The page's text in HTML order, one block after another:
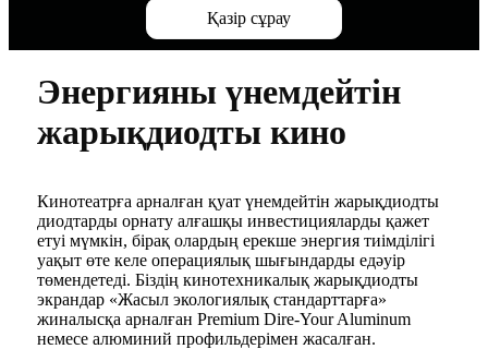
Қазір сұрау
Энергияны үнемдейтін
жарықдиодты кино
Кинотеатрға арналған қуат үнемдейтін жарықдиодты
диодтарды орнату алғашқы инвестицияларды қажет
етуі мүмкін, бірақ олардың ерекше энергия тиімділігі
уақыт өте келе операциялық шығындарды едәуір
төмендетеді. Біздің кинотехникалық жарықдиодты
экрандар «Жасыл экологиялық стандарттарға»
жиналысқа арналған Premium Dire-Your Aluminum
немесе алюминий профильдерімен жасалған.